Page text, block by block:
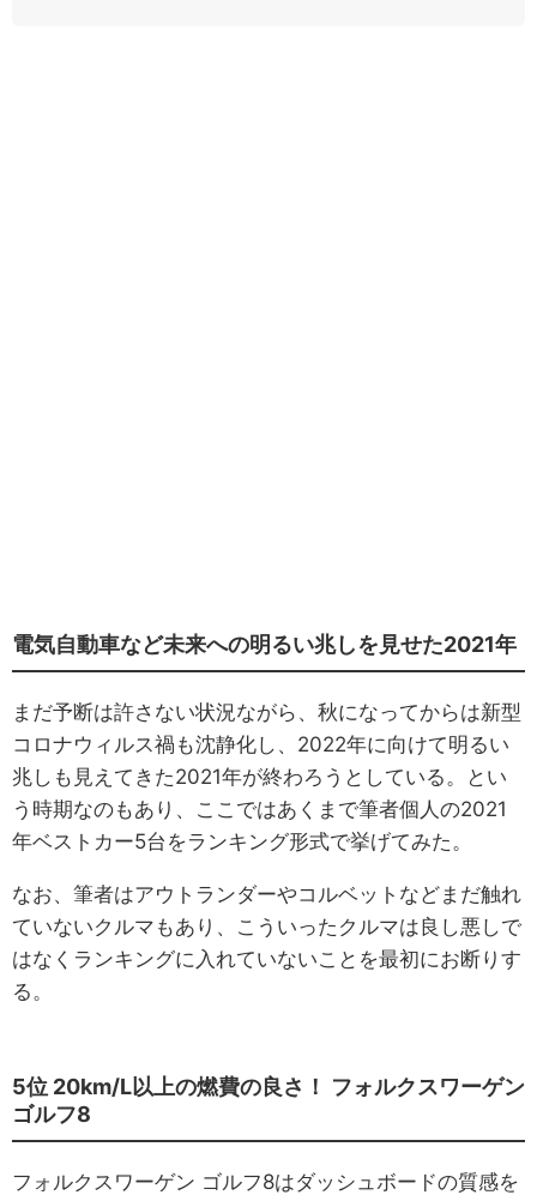
電気自動車など未来への明るい兆しを見せた2021年
まだ予断は許さない状況ながら、秋になってからは新型
コロナウィルス禍も沈静化し、2022年に向けて明るい
兆しも見えてきた2021年が終わろうとしている。とい
う時期なのもあり、ここではあくまで筆者個人の2021
年ベストカー5台をランキング形式で挙げてみた。
なお、筆者はアウトランダーやコルベットなどまだ触れ
ていないクルマもあり、こういったクルマは良し悪しで
はなくランキングに入れていないことを最初にお断りす
る。
5位 20km/L以上の燃費の良さ！ フォルクスワーゲン
ゴルフ8
フォルクスワーゲン ゴルフ8はダッシュボードの質感を